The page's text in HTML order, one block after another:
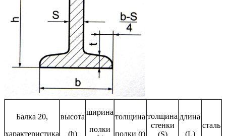
Балка 20,
характеристика
высота
(h)
ширина
полки
толщина
полки (t)
толщина
стенки
(S)
длина
(L)
сталь